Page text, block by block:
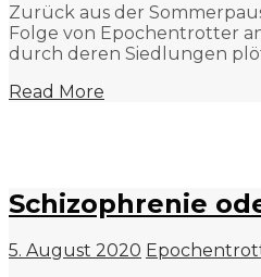
Zurück aus der
Folge von Epochentrotter
durch deren Siedlungen
Read More
Schizophrenie
5. August 2020